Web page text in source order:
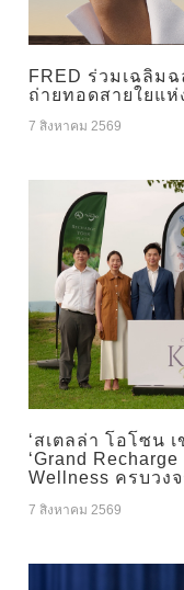
FRED ร่วมเฉลิม
ถ่ายทอดสายใยแ
7 สิงหาคม 2569
‘สเตลล่า โอโซน
‘Grand
Wellness ครบวง
7 สิงหาคม 2569